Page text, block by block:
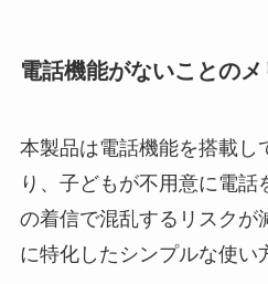
電話機能がないことの
本製品は電話機能を搭載し
り、子どもが不用意に電話
の着信で混乱するリスクが
に特化したシンプルな使い